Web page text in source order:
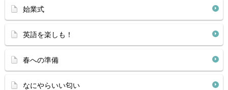
始業式
英語を楽しも！
春への準備
なにやらいい匂い